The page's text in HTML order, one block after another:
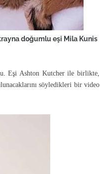
doğumlu eşi Mila Kunis
Eşi Ashton Kutcher ile birlikte,
söyledikleri bir video